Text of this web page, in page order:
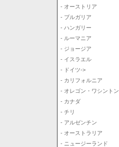
- オーストリア
- ブルガリア
- ハンガリー
- ルーマニア
- ジョージア
- イスラエル
- ドイツ->
- カリフォルニア
- オレゴン・ワシントン
- カナダ
- チリ
- アルゼンチン
- オーストラリア
- ニュージーランド